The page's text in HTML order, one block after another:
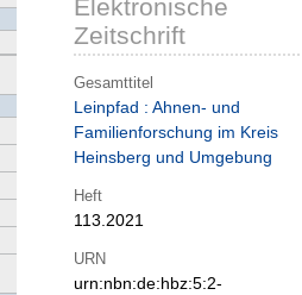
Elektronische
Zeitschrift
Gesamttitel
Leinpfad : Ahnen- und
Familienforschung im Kreis
Heinsberg und Umgebung
Heft
113.2021
URN
urn:nbn:de:hbz:5:2-